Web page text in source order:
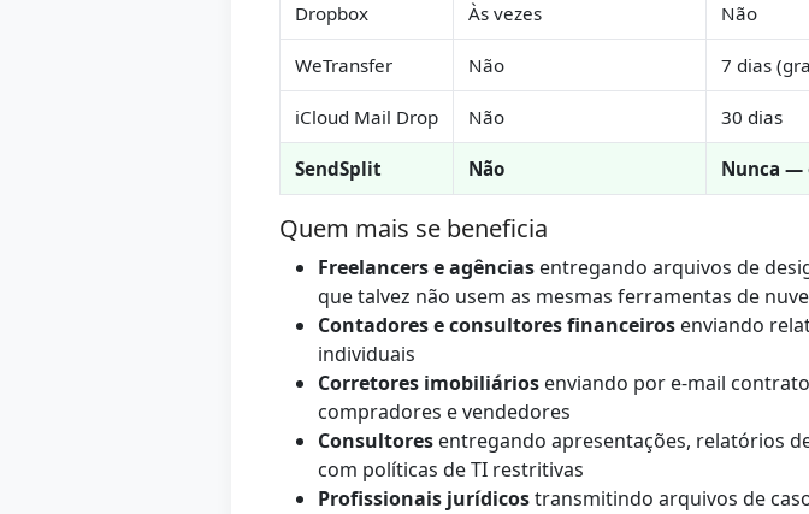
Dropbox Às vezes Não
WeTransfer Não 7 dias
iCloud Mail Drop Não 30 dias
SendSplit Não Nunca —
Quem mais se beneficia
Freelancers e agências entregando arquivos de
que talvez não usem as mesmas ferramentas de
Contadores e consultores financeiros enviando
individuais
Corretores imobiliários enviando por e-mail
compradores e vendedores
Consultores entregando apresentações, relatórios
com políticas de TI restritivas
Profissionais jurídicostransmitindo arquivos de